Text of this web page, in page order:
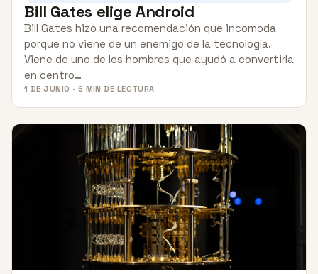
Bill Gates elige Android
Bill Gates hizo una recomendación que incomoda
porque no viene de un enemigo de la tecnología.
Viene de uno de los hombres que ayudó a convertirla
en centro…
1 DE JUNIO · 6 MIN DE LECTURA